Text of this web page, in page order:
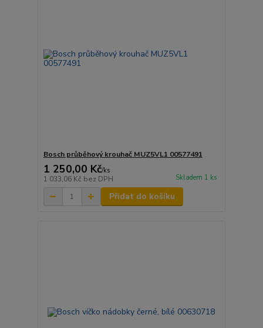
Bosch průběhový krouhač MUZ5VL1 00577491
1 250,00 Kč/ks
1 033,06 Kč bez DPH Skladem 1 ks
Přidat do košíku